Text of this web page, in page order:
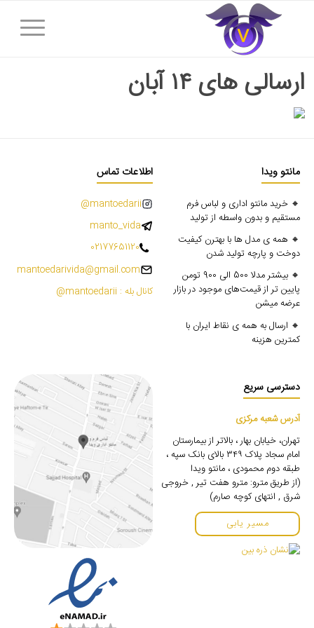
ارسالی های ۱۴ آبان
مانتو ویدا
🔸 خرید مانتو اداری و لباس فرم
مستقیم و بدون واسطه از تولید
🔸 همه ی مدل ها با بهترن کیفیت
دوخت و پارچه تولید شدن
🔸 بیشتر مدلا 500 الی 900 تومن
پایین تر از قیمت‌های موجود در بازار
عرضه میشن
🔸 ارسال به همه ی نقاط ایران با
کمترین هزینه
اطلاعات تماس
mantoedarii@
manto_vida
02177651120
mantoedarivida@gmail.com
کانال بله : mantoedarii@
دسترسی سریع
آدرس شعبه مرکزی
تهران، خیابان بهار ، بالاتر از بیمارستان
امام سجاد پلاک ۳۴۹ بالای بانک سپه ،
طبقه دوم محمودی ، مانتو ویدا
(از طریق مترو: مترو هفت تیر , خروجی
شرق , انتهای کوچه صارم)
مسیر یابی